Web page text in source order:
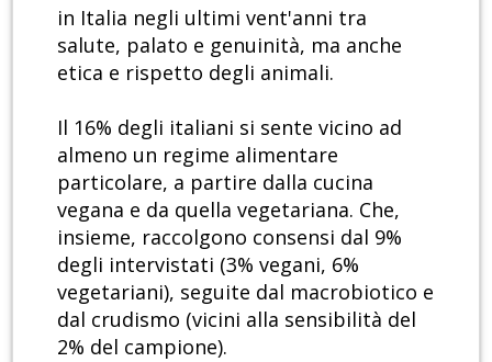
in Italia negli ultimi vent'anni tra
salute, palato e genuinità, ma anche
etica e rispetto degli animali.
Il 16% degli italiani si sente vicino ad
almeno un regime alimentare
particolare, a partire dalla cucina
vegana e da quella vegetariana. Che,
insieme, raccolgono consensi dal 9%
degli intervistati (3% vegani, 6%
vegetariani), seguite dal macrobiotico e
dal crudismo (vicini alla sensibilità del
2% del campione).